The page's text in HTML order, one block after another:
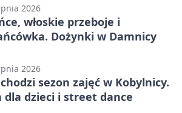
2026
włoskie przeboje i
Dożynki w Damnicy
2026
sezon zajęć w Kobylnicy.
dla dzieci i street dance